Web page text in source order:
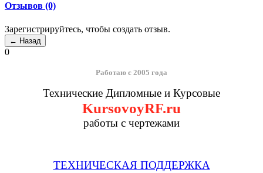
Отзывов (0)
Зарегистрируйтесь, чтобы создать отзыв.
0
Работаю с 2005 года
Технические Дипломные и Курсовые
KursovoyRF.ru
работы с чертежами
ТЕХНИЧЕСКАЯ ПОДДЕРЖКА